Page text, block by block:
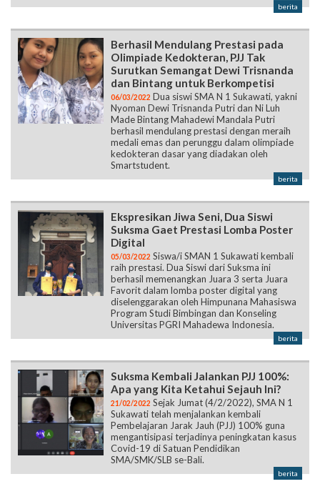
berita
Berhasil Mendulang Prestasi pada
Olimpiade Kedokteran, PJJ Tak
Surutkan Semangat Dewi Trisnanda
dan Bintang untuk Berkompetisi
06/03/2022 Dua siswi SMA N 1 Sukawati, yakni
Nyoman Dewi Trisnanda Putri dan Ni Luh
Made Bintang Mahadewi Mandala Putri
berhasil mendulang prestasi dengan meraih
medali emas dan perunggu dalam olimpiade
kedokteran dasar yang diadakan oleh
Smartstudent.
berita
Ekspresikan Jiwa Seni, Dua Siswi
Suksma Gaet Prestasi Lomba Poster
Digital
05/03/2022 Siswa/i SMAN 1 Sukawati kembali
raih prestasi. Dua Siswi dari Suksma ini
berhasil memenangkan Juara 3 serta Juara
Favorit dalam lomba poster digital yang
diselenggarakan oleh Himpunana Mahasiswa
Program Studi Bimbingan dan Konseling
Universitas PGRI Mahadewa Indonesia.
berita
Suksma Kembali Jalankan PJJ 100%:
Apa yang Kita Ketahui Sejauh Ini?
21/02/2022 Sejak Jumat (4/2/2022), SMA N 1
Sukawati telah menjalankan kembali
Pembelajaran Jarak Jauh (PJJ) 100% guna
mengantisipasi terjadinya peningkatan kasus
Covid-19 di Satuan Pendidikan
SMA/SMK/SLB se-Bali.
berita